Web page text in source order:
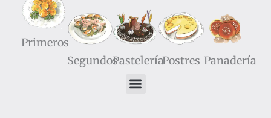
Primeros
SegundosPasteleríaPostres Panadería